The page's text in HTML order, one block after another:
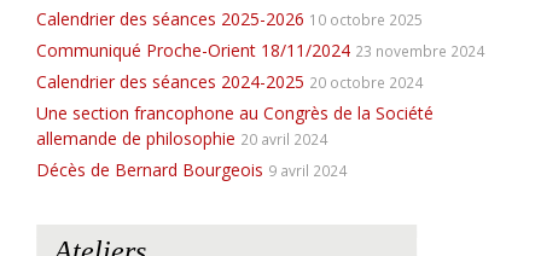
Calendrier des séances 2025-2026 10 octobre 2025
Communiqué Proche-Orient 18/11/2024 23 novembre 2024
Calendrier des séances 2024-2025 20 octobre 2024
Une section francophone au Congrès de la Société
allemande de philosophie 20 avril 2024
Décès de Bernard Bourgeois 9 avril 2024